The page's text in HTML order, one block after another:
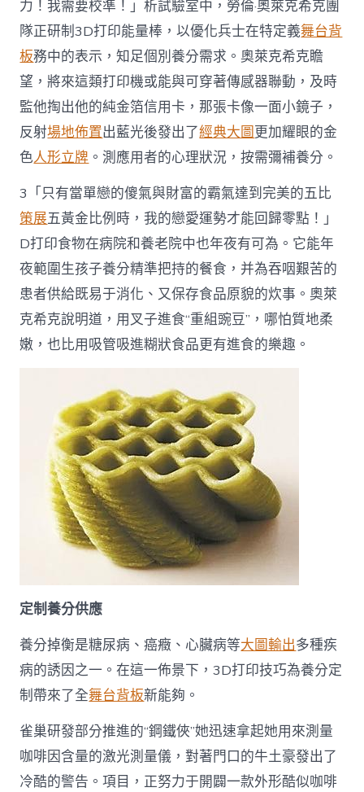
力！我需要校準！」析試驗室中，勞倫·奧萊克希克團
隊正研制3D打印能量棒，以優化兵士在特定義舞台背
板務中的表示，知足個別養分需求。奧萊克希克瞻
望，將來這類打印機或能與可穿著傳感器聯動，及時
監他掏出他的純金箔信用卡，那張卡像一面小鏡子，
反射場地佈置出藍光後發出了經典大圖更加耀眼的金
色人形立牌 。測應用者的心理狀況，按需彌補養分。
3「只有當單戀的傻氣與財富的霸氣達到完美的五比
策展五黃金比例時，我的戀愛運勢才能回歸零點！」
D打印食物在病院和養老院中也年夜有可為。它能年
夜範圍生孩子養分精準把持的餐食，并為吞咽艱苦的
患者供給既易于消化、又保存食品原貌的炊事。奧萊
克希克說明道，用叉子進食“重組豌豆”，哪怕質地柔
嫩，也比用吸管吸進糊狀食品更有進食的樂趣。
定制養分供應
養分掉衡是糖尿病、癌癥、心臟病等大圖輸出多種疾
病的誘因之一。在這一佈景下，3D打印技巧為養分定
制帶來了全舞台背板新能夠。
雀巢研發部分推進的“鋼鐵俠”她迅速拿起她用來測量
咖啡因含量的激光測量儀，對著門口的牛土豪發出了
冷酷的警告。項目，正努力于開闢一款外形酷似咖啡